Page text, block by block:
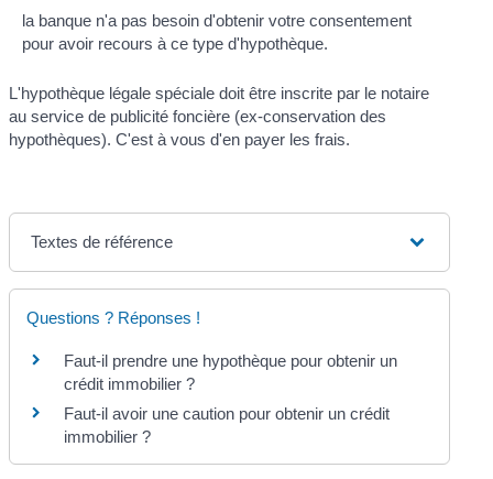
la banque n'a pas besoin d'obtenir votre consentement
pour avoir recours à ce type d'hypothèque.
L'hypothèque légale spéciale doit être inscrite par le notaire
au service de publicité foncière (ex-conservation des
hypothèques). C'est à vous d'en payer les frais.
Textes de référence
Questions ? Réponses !
Faut-il prendre une hypothèque pour obtenir un
crédit immobilier ?
Faut-il avoir une caution pour obtenir un crédit
immobilier ?